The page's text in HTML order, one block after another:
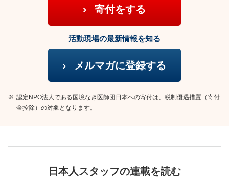
寄付をする
活動現場の最新情報を知る
メルマガに登録する
※ 認定NPO法人である国境なき医師団日本への寄付は、税制優遇措置（寄付
金控除）の対象となります。
日本人スタッフの連載を読む